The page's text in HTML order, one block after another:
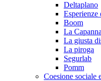
Deltaplano
Esperienze
Boom
La
La giusta
La piroga
Segurlab
Pomm
Coesione sociale